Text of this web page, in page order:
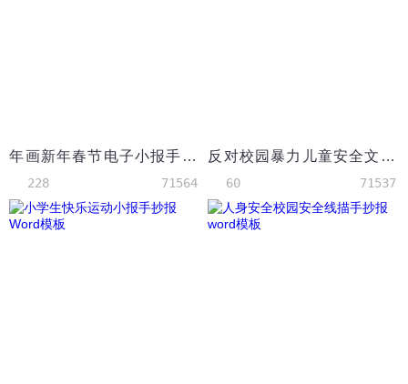
年画新年春节电子小报手抄报word模板
228 71564
反对校园暴力儿童安全文明教育word手抄报
60 71537